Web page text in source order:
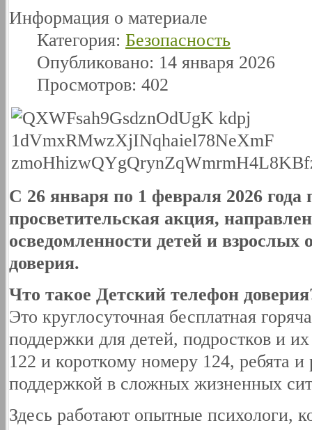
Информация о материале
Категория: Безопасность
Опубликовано: 14 января 2026
Просмотров: 402
С 26 января по 1 февраля 2026
просветительская акция,
осведомленности детей и взрослых
доверия.
Что такое Детский телефон
Это круглосуточная бесплатная
поддержки для детей, подростков и
122 и короткому номеру 124, ребята и
поддержкой в сложных жизненных
Здесь работают опытные психологи,